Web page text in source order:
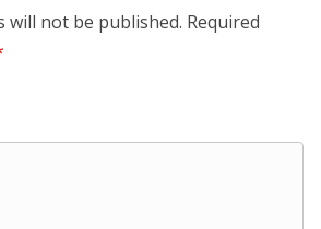
will not be published. Required